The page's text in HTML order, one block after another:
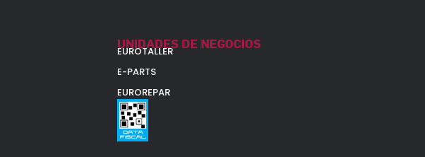
UNIDADES DE NEGOCIOS
EUROTALLER
E-PARTS
EUROREPAR